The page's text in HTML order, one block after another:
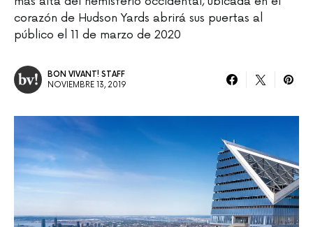
corazón de Hudson Yards abrirá sus puertas al
público el 11 de marzo de 2020
BON VIVANT! STAFF
NOVIEMBRE 13, 2019